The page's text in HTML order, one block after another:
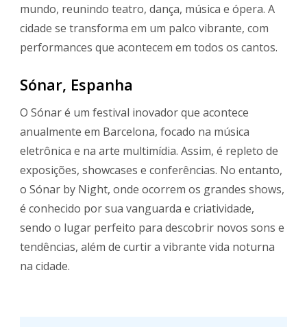
mundo, reunindo teatro, dança, música e ópera. A
cidade se transforma em um palco vibrante, com
performances que acontecem em todos os cantos.
Sónar, Espanha
O Sónar é um festival inovador que acontece
anualmente em Barcelona, focado na música
eletrônica e na arte multimídia. Assim, é repleto de
exposições, showcases e conferências. No entanto,
o Sónar by Night, onde ocorrem os grandes shows,
é conhecido por sua vanguarda e criatividade,
sendo o lugar perfeito para descobrir novos sons e
tendências, além de curtir a vibrante vida noturna
na cidade.